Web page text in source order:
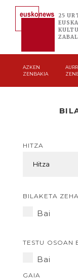
25
AZKEN
ZENBAKIA
HITZA
BILAKETA
Bai
TESTU OSOAN
Bai
GAIA